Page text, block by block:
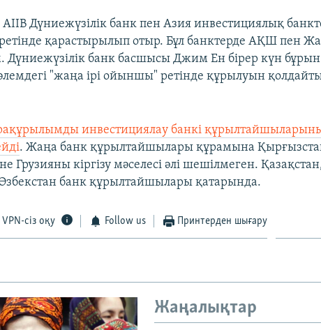
Дүниежүзілік банк пен Азия инвестициялық
ретінде қарастырылып отыр. Бұл банктерде АҚШ пен
Дүниежүзілік банк басшысы Джим Ен бірер күн
"жаңа ірі ойыншы" ретінде құрылуын
инвестициялау банкі
. Жаңа банк құрылтайшылары құрамына
Грузияны кіргізу мәселесі әлі шешілмеген.
банк құрылтайшылары қатарында.
VPN-сіз оқу Follow us Принтерден шығару
Жаңалықтар